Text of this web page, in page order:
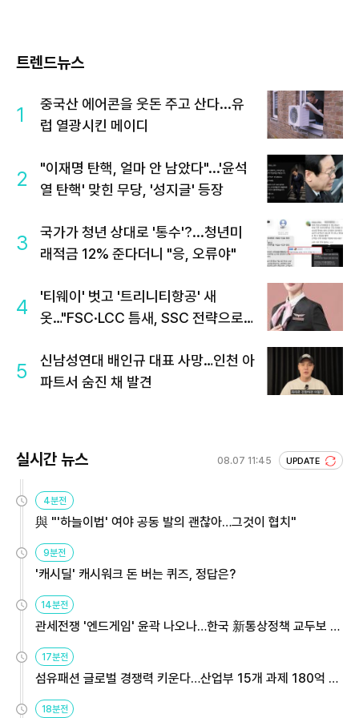
트렌드뉴스
1
중국산 에어콘을 웃돈 주고 산다...유
럽 열광시킨 메이디
2
"이재명 탄핵, 얼마 안 남았다"...'윤석
열 탄핵' 맞힌 무당, '성지글' 등장
3
국가가 청년 상대로 '통수'?...청년미
래적금 12% 준다더니 "응, 오류야"
4
'티웨이' 벗고 '트리니티항공' 새
옷…"FSC·LCC 틈새, SSC 전략으로
5
신남성연대 배인규 대표 사망…인천 아
파트서 숨진 채 발견
실시간 뉴스 08.07 11:45 UPDATE
4분전
與 "'하늘이법' 여야 공동 발의 괜찮아…그것이 협치"
9분전
'캐시딜' 캐시워크 돈 버는 퀴즈, 정답은?
14분전
관세전쟁 '엔드게임' 윤곽 나오나…한국 新통상정책 교두보 활
용해야
17분전
섬유패션 글로벌 경쟁력 키운다…산업부 15개 과제 180억 지
원
18분전